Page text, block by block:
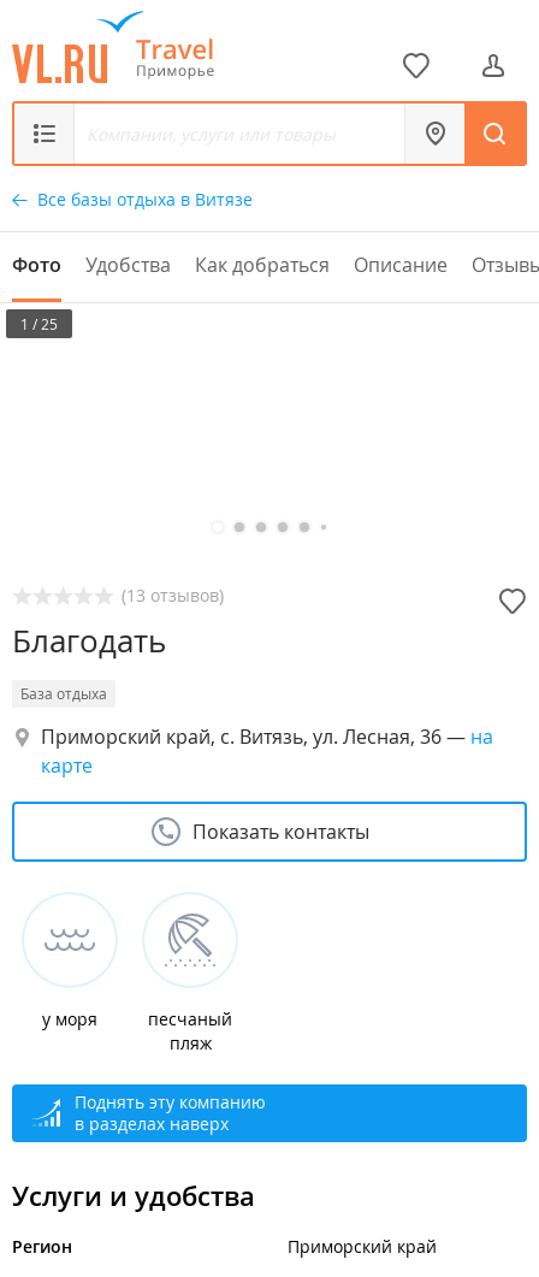
Все базы отдыха в Витязе
Фото Удобства Как добраться Описание
1 / 25
(13 отзывов)
Благодать
База отдыха
Приморский край, с. Витязь, ул. Лесная, 36— на
карте
Показать контакты
у моря
песчаный
пляж
Поднять эту компанию
в разделах наверх
Услуги и удобства
Регион Приморский край